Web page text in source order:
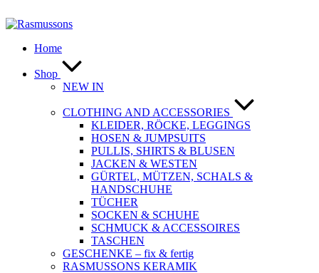
Inhalt
Home
Shop
NEW IN
CLOTHING AND ACCESSORIES
KLEIDER, RÖCKE, LEGGINGS
HOSEN & JUMPSUITS
PULLIS, SHIRTS & BLUSEN
JACKEN & WESTEN
GÜRTEL, MÜTZEN, SCHALS &
HANDSCHUHE
TÜCHER
SOCKEN & SCHUHE
SCHMUCK & ACCESSOIRES
TASCHEN
GESCHENKE – fix & fertig
RASMUSSONS KERAMIK